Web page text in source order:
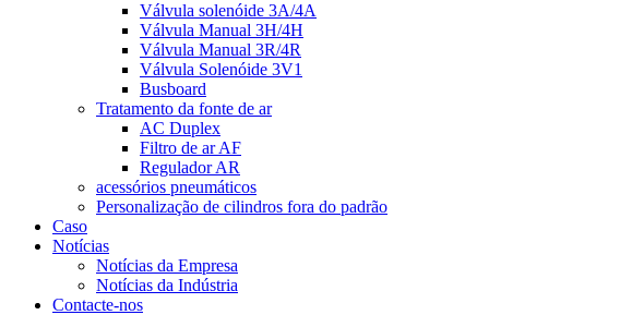
Válvula solenóide 3A/4A
Válvula Manual 3H/4H
Válvula Manual 3R/4R
Válvula Solenóide 3V1
Busboard
Tratamento da fonte de ar
AC Duplex
Filtro de ar AF
Regulador AR
acessórios pneumáticos
Personalização de cilindros fora do padrão
Caso
Notícias
Notícias da Empresa
Notícias da Indústria
Contacte-nos